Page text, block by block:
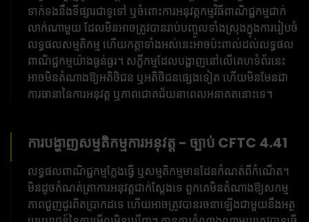
ទាក់ទងនឹងទីផ្សារជាទូទៅ ឬចំពោះការអនុវត្តកម្មវិធីពាណិជ្ជកម្មជាក់
លាក់ណាមួយ ដែលមិនអាចត្រូវបានរាប់បញ្ចូលទាំងស្រុងក្នុងការរៀបចំ
លទ្ធផលសម្មតិកម្ម ហើយកត្តាទាំងអស់នេះអាចប៉ះពាល់ដល់លទ្ធផល
ពាណិជ្ជកម្មយ៉ាងធ្ងន់ធ្ងរ។ សក្ខីកម្មដែលបង្ហាញនៅលើគេហទំព័រនេះ
អាចមិនតំណាងឱ្យអតិថិជន ឬអតិថិជនផ្សេងទៀត ហើយមិនមែនជា
ការធានានៃការអនុវត្ត ឬភាពជោគជ័យនាពេលអនាគតនោះទេ។
ការបង្ហាញសម្មតិកម្មការអនុវត្ត - ច្បាប់ CFTC 4.41
លទ្ធផលពាណិជ្ជកម្មក្លែងធ្វើ ឬសម្មតិកម្មមានដែនកំណត់ពីកំណើត។
មិនដូចកំណត់ត្រាការអនុវត្តជាក់ស្តែងទេ ពួកគេមិនតំណាងឱ្យសកម្ម
ភាពជួញដូរពិតប្រាកដទេ ហើយអាចត្រូវបានរចនាឡើងជាមួយនឹងអត្ថ